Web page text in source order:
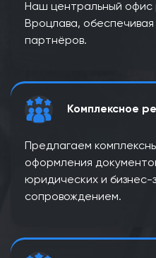
Наш центральный офис
Вроцлава,
партнёров.
Комплексное
Предлагаем
оформления
юридических и бизнес-
сопровождением.